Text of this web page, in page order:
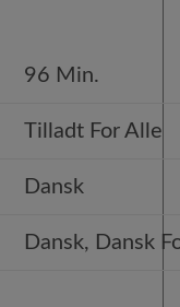
96 Min.
Tilladt For Alle
Dansk
Dansk, Dansk